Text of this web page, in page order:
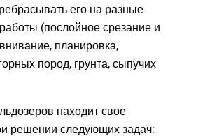
его на разные
(послойное срезание и
планировка,
пород, грунта, сыпучих
находит свое
решении следующих задач: